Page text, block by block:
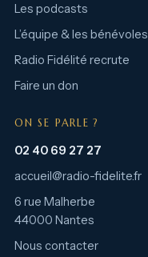
Les podcasts
L’équipe & les bénévoles
Radio Fidélité recrute
Faire un don
ON SE PARLE ?
02 40 69 27 27
accueil@radio-fidelite.fr
6 rue Malherbe
44000 Nantes
Nous contacter